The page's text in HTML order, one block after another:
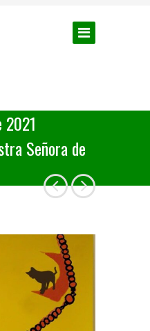
Señora de